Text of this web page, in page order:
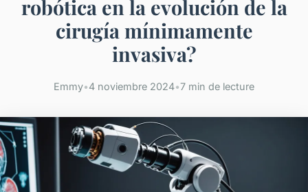
robótica en la evolución de la
cirugía mínimamente
invasiva?
Emmy•4 noviembre 2024•7 min de lecture